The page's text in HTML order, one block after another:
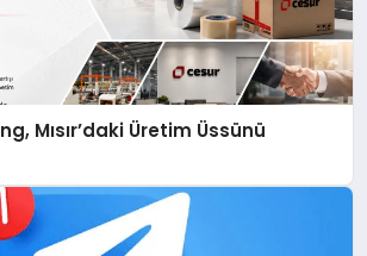
Mısır’daki Üretim Üssünü